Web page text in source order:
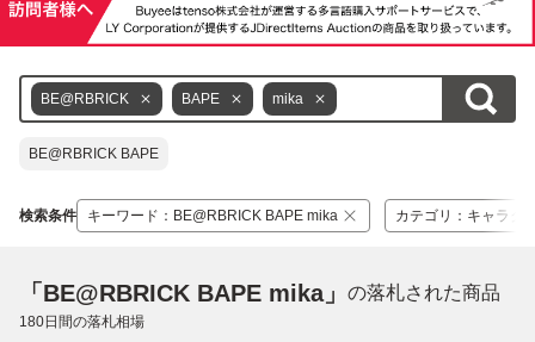
BE@RBRICK BAPE mika
BE@RBRICK BAPE
検索条件 キーワード ： BE@RBRICK BAPE mika カテゴリ ： キャラク
「BE@RBRICK BAPE mika」 の落札された商品
180日間の落札相場